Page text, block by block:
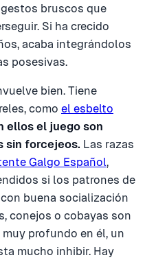
gestos bruscos que
Si ha crecido
acaba integrándolos
posesivas.
bien. Tiene
como el esbelto
ellos el juego son
sin forcejeos. Las razas
Galgo Español,
si los patrones de
buena socialización
conejos o cobayas son
profundo en él, un
mucho inhibir. Hay